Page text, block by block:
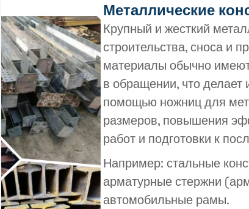
Металлические
Крупный и жесткий
строительства, сноса и
материалы обычно
в обращении, что
помощью ножниц для
размеров, повышения
работ и подготовки к
Например: стальные
арматурные стержни
автомобильные рамы.